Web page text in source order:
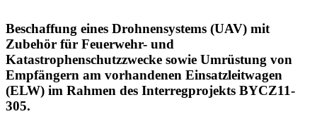
Beschaffung eines Drohnensystems (UAV) mit
Zubehör für Feuerwehr- und
Katastrophenschutzzwecke sowie Umrüstung von
Empfängern am vorhandenen Einsatzleitwagen
(ELW) im Rahmen des Interregprojekts BYCZ11-
305.